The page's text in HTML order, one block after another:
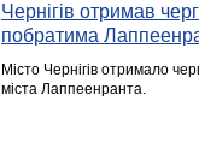
Чернігів отримав
побратима
Місто Чернігів отримало
міста Лаппеенранта.